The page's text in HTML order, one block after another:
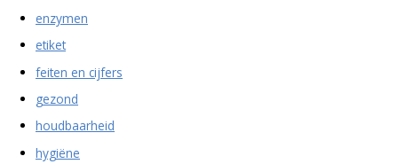
enzymen
etiket
feiten en cijfers
gezond
houdbaarheid
hygiëne